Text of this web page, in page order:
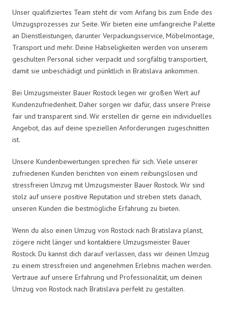
Unser qualifiziertes Team steht dir vom Anfang bis zum Ende des
Umzugsprozesses zur Seite. Wir bieten eine umfangreiche Palette
an Dienstleistungen, darunter Verpackungsservice, Möbelmontage,
Transport und mehr. Deine Habseligkeiten werden von unserem
geschulten Personal sicher verpackt und sorgfältig transportiert,
damit sie unbeschädigt und pünktlich in Bratislava ankommen.
Bei Umzugsmeister Bauer Rostock legen wir großen Wert auf
Kundenzufriedenheit. Daher sorgen wir dafür, dass unsere Preise
fair und transparent sind. Wir erstellen dir gerne ein individuelles
Angebot, das auf deine speziellen Anforderungen zugeschnitten
ist.
Unsere Kundenbewertungen sprechen für sich. Viele unserer
zufriedenen Kunden berichten von einem reibungslosen und
stressfreien Umzug mit Umzugsmeister Bauer Rostock. Wir sind
stolz auf unsere positive Reputation und streben stets danach,
unseren Kunden die bestmögliche Erfahrung zu bieten.
Wenn du also einen Umzug von Rostock nach Bratislava planst,
zögere nicht länger und kontaktiere Umzugsmeister Bauer
Rostock. Du kannst dich darauf verlassen, dass wir deinen Umzug
zu einem stressfreien und angenehmen Erlebnis machen werden.
Vertraue auf unsere Erfahrung und Professionalität, um deinen
Umzug von Rostock nach Bratislava perfekt zu gestalten.